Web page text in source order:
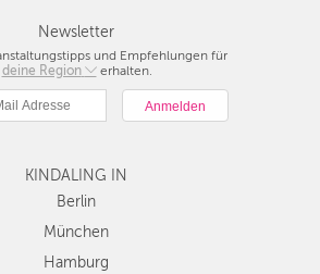
Newsletter
und Empfehlungen für
deine Region
Berlin
München
Hamburg
Köln
Düsseldorf
Stuttgart
Essen
erhalten.
KINDALING IN
Berlin
München
Hamburg